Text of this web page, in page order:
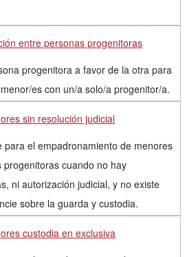
entre personas progenitoras
progenitora a favor de la otra para
es con un/a solo/a progenitor/a.
sin resolución judicial
para el empadronamiento de menores
cuando no hay
ni autorización judicial, y no existe
sobre la guarda y custodia.
custodia en exclusiva